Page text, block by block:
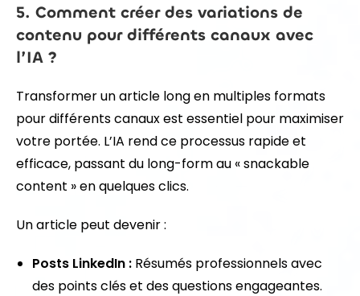
5. Comment créer des variations de
contenu pour différents canaux avec
l’IA ?
Transformer un article long en multiples formats
pour différents canaux est essentiel pour maximiser
votre portée. L’IA rend ce processus rapide et
efficace, passant du long-form au « snackable
content » en quelques clics.
Un article peut devenir :
Posts LinkedIn : Résumés professionnels avec
des points clés et des questions engageantes.